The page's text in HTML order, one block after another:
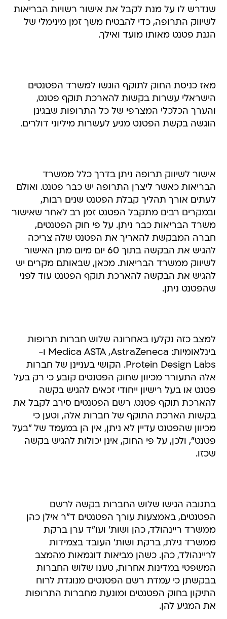
שנדרש לו על מנת לקבל את אישור רשויות הבריאות
לשיווק התרופה, כדי להבטיח משך זמן מינימלי של
הגנת פטנט מאותו מועד ואילך.
מאז כניסת החוק לתוקף הוגשו למשרד הפטנטים
הישראלי עשרות בקשות להארכת תוקף פטנט,
והערך הכלכלי המצרפי של כל התרופות שבגינן
הוגשה בקשת הפטנט מגיע לעשרות מיליוני דולרים.
אישור לשיווק תרופה ניתן בדרך כלל ממשרד
הבריאות כאשר ליצרן התרופה יש כבר פטנט. ואולם
לעתים אורך תהליך קבלת הפטנט שנים רבות,
ובמקרים רבים מתקבל הפטנט זמן רב לאחר שאישור
משרד הבריאות כבר ניתן. על פי חוק הפטנטים,
חברה המבקשת להאריך את הפטנט שלה צריכה
להגיש את הבקשה בתוך 60 יום מיום מתן האישור
לשיווק ממשרד הבריאות. מכאן, שבאותם מקרים יש
להגיש את הבקשה להארכת תוקף הפטנט עוד לפני
שהפטנט ניתן.
למצב כזה נקלעו באחרונה שלוש חברות תרופות
בינלאומיות: Medica ASTA ,AstraZeneca ו-
Protein Design Labs. הקושי בעניינן של חברות
אלה התעורר מכיוון שחוק הפטנטים קובע כי רק בעל
פטנט או בעל רישיון ייחודי זכאים להגיש בקשה
להארכת תוקף פטנט. רשם הפטנטים סירב לקבל את
בקשות הארכת התוקף של חברות אלה, וטען כי
מכיוון שהפטנט עדיין לא ניתן, אין הן במעמד של "בעל
פטנט", ולכן, על פי החוק, אינן יכולות להגיש בקשה
שכזו.
בתגובה הגישו שלוש החברות בקשה לרשם
הפטנטים, באמצעות עורך הפטנטים ד"ר אילן כהן
ממשרד ריינהולד, כהן ושות' ועו"ד ערן ברקת
ממשרד גילת, ברקת ושות' העובד בצמידות
לריינהולד, כהן. כשהן מביאות דוגמאות מהמצב
המשפטי במדינות אחרות, טענו שלוש החברות
בבקשתן כי עמדת רשם הפטנטים מנוגדת לרוח
התיקון בחוק הפטנטים ומונעת מחברות התרופות
את המגיע להן.